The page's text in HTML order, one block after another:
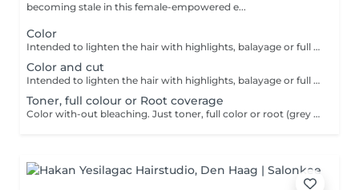
becoming stale in this female-empowered e...
Color
Intended to lighten the hair with highlights, balayage or full bleach. Applying a dark color, toner or outgrowth treatment without haircut.
Color and cut
Intended to lighten the hair with highlights, balayage or full bleach. Applying a dark color, toner or outgrowth treatment including haircut.
Toner, full colour or Root coverage
Color with-out bleaching. Just toner, full color or root (grey hair) coverage, cut can be discussed. Depends on situation and busy in salon